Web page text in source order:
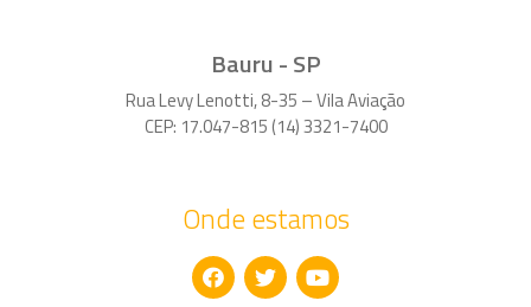
Bauru - SP
Rua Levy Lenotti, 8-35 – Vila Aviação
CEP: 17.047-815 (14) 3321-7400
Onde estamos